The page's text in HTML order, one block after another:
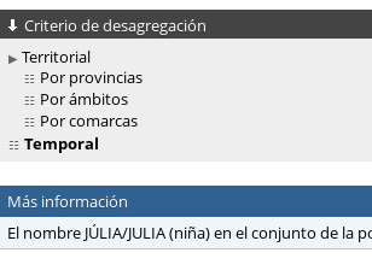
Criterio de desagregación
Territorial
Por provincias
Por ámbitos
Por comarcas
Temporal
Más información
El nombre JÚLIA/JULIA (niña) en el conjunto de la